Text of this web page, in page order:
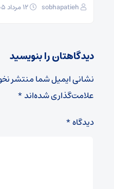
sobhapatieh
دیدگاهتان را بنویسید
نشانی ایمیل شما منتشر
علامت‌گذاری شده‌اند*
دیدگاه*